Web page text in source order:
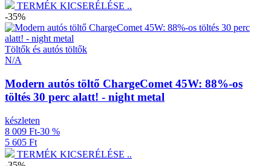
TERMÉK KICSERÉLÉSE ..
-35%
Töltők és autós töltők
N/A
Modern autós töltő ChargeComet 45W: 88%-os
töltés 30 perc alatt! - night metal
készleten
8 009 Ft-30 %
5 605 Ft
TERMÉK KICSERÉLÉSE ..